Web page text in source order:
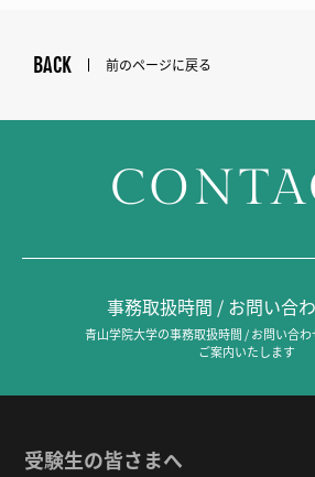
BACK 前のページに戻る
事務取扱時間 / お問い合
青山学院大学の事務取扱時間 / お問い合
ご案内いたします
受験生の皆さまへ